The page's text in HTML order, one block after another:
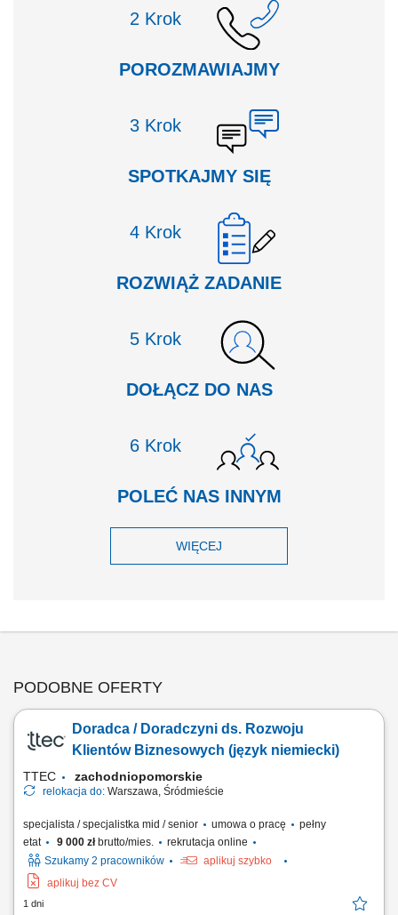
Krok
POROZMAWIAJMY
Krok
SPOTKAJMY SIĘ
Krok
ROZWIĄŻ ZADANIE
Krok
DOŁĄCZ DO NAS
Krok
POLEĆ NAS INNYM
WIĘCEJ
PODOBNE OFERTY
Doradca / Doradczyni ds. Rozwoju
Klientów Biznesowych (język niemiecki)
TTEC zachodniopomorskie
relokacja do: Warszawa, Śródmieście
specjalista / specjalistka mid / senior umowa o pracę
pełny
etat
9 000 złbrutto/mies.
rekrutacja online
Szukamy 2 pracowników
aplikuj szybko
aplikuj bez CV
1 dni